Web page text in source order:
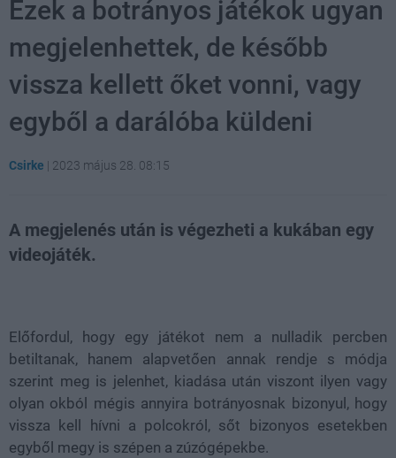
Ezek a botrányos játékok ugyan
megjelenhettek, de később
vissza kellett őket vonni, vagy
egyből a darálóba küldeni
Csirke | 2023 május 28. 08:15
A megjelenés után is végezheti a kukában egy
videojáték.
Előfordul, hogy egy játékot nem a nulladik percben
betiltanak, hanem alapvetően annak rendje s módja
szerint meg is jelenhet, kiadása után viszont ilyen vagy
olyan okból mégis annyira botrányosnak bizonyul, hogy
vissza kell hívni a polcokról, sőt bizonyos esetekben
egyből megy is szépen a zúzógépekbe.